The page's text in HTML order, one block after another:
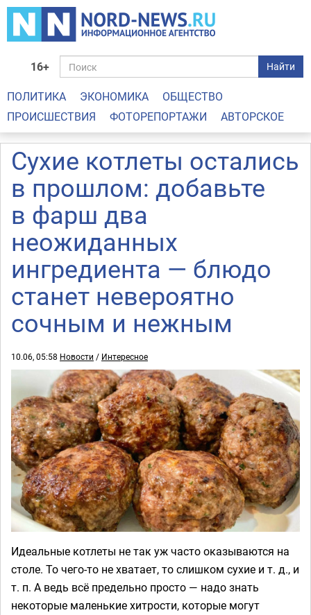
16+ Найти
ПОЛИТИКА ЭКОНОМИКА
ОБЩЕСТВО
ПРОИСШЕСТВИЯ
ФОТОРЕПОРТАЖИ АВТОРСКОЕ
Сухие котлеты остались
в прошлом: добавьте
в фарш два
неожиданных
ингредиента — блюдо
станет невероятно
сочным и нежным
10.06, 05:58 Новости / Интересное
Идеальные котлеты не так уж часто оказываются на
столе. То чего-то не хватает, то слишком сухие и т. д., и
т. п. А ведь всё предельно просто — надо знать
некоторые маленькие хитрости, которые могут